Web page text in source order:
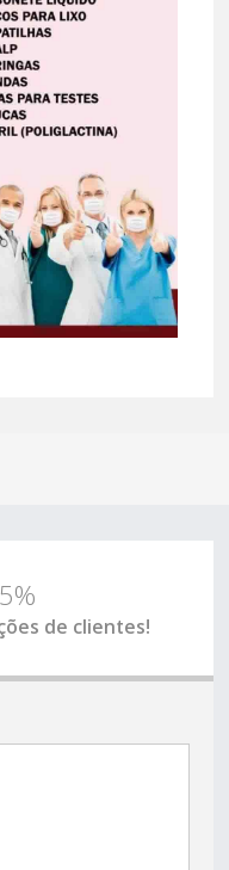
de clientes!